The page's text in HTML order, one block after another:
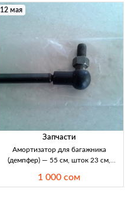
12 мая
Запчасти
Амортизатор для багажника
(демпфер) — 55 см, шток 23 см,
демпфер багажника. 1шт. Общая
1 000 сом